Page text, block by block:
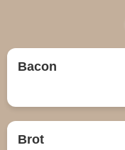
Bacon
Brot